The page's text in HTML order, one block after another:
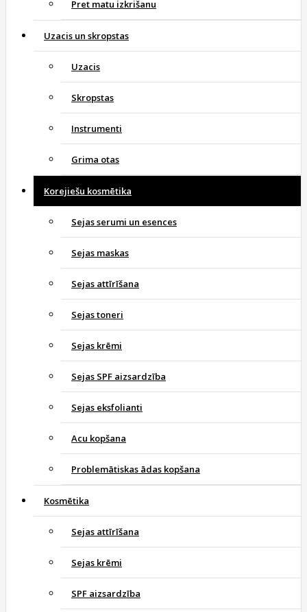
Pret matu izkrišanu
Uzacis un skropstas
Uzacis
Skropstas
Instrumenti
Grima otas
Korejiešu kosmētika
Sejas serumi un esences
Sejas maskas
Sejas attīrīšana
Sejas toneri
Sejas krēmi
Sejas SPF aizsardzība
Sejas eksfolianti
Acu kopšana
Problemātiskas ādas kopšana
Kosmētika
Sejas attīrīšana
Sejas krēmi
SPF aizsardzība